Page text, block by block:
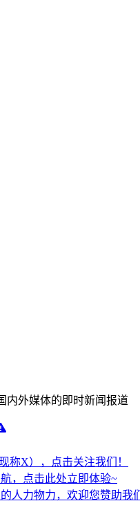
内外媒体的即时新闻报道
称X），点击关注我们！
，点击此处立即体验~
人力物力，欢迎您赞助我们